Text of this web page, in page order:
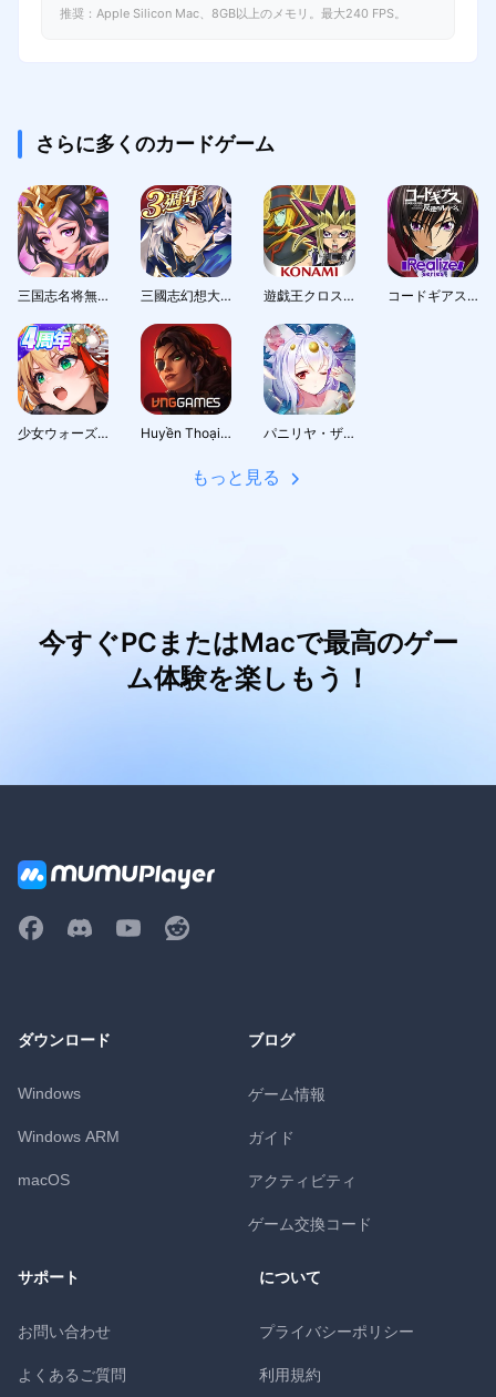
推奨：Apple Silicon Mac、8GB以上のメモリ。最大240 FPS。
さらに多くのカードゲーム
三国志名将無双 三國志幻想大陸：新世界服 遊戯王クロスデュエル コードギアス 反逆のルルーシュ with Realize series
少女ウォーズ: 幻想天下統一戦 Huyền Thoại Runeterra パニリヤ・ザ・リバイバル
もっと見る
今すぐPCまたはMacで最高のゲー
ム体験を楽しもう！
ダウンロード
Windows
Windows ARM
macOS
ブログ
ゲーム情報
ガイド
アクティビティ
ゲーム交換コード
サポート
お問い合わせ
よくあるご質問
について
プライバシーポリシー
利用規約